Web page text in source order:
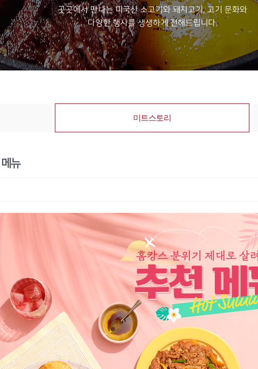
곳곳에서 만나는 미국산 소고기와 돼지고기, 고기 문화와
다양한 행사를 생생하게 전해드립니다.
미트스토리
뉴